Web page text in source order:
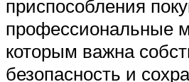
приспособления
профессиональные
которым важна
безопасность и